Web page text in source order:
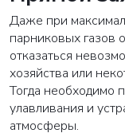
Даже при
парниковых газов
отказаться
хозяйства или
Тогда необходимо
улавливания и
атмосферы.